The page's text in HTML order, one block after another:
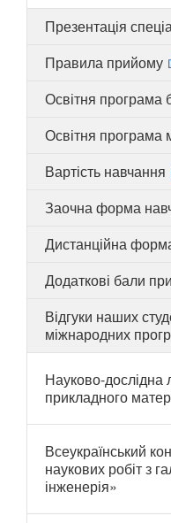
Презентація
Правила прийому
Освітня програма
Освітня програма
Вартість навчання
Заочна форма
Дистанційна
Додаткові бали
Відгуки наших
міжнародних
Науково-дослідна
прикладного
Всеукраїнський
наукових робіт з
інженерія»